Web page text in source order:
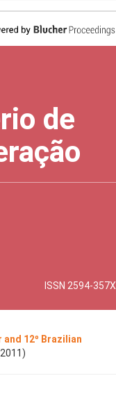
de
ISSN 2594-357X
and 12º Brazilian